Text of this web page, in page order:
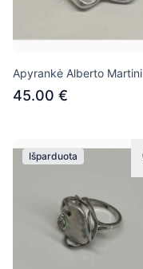
Apyrankė Alberto Martini
45.00 €
Išparduota